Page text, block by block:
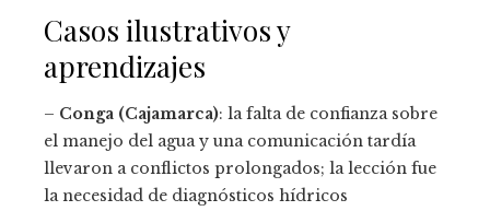
Casos ilustrativos y
aprendizajes
– Conga (Cajamarca): la falta de confianza sobre
el manejo del agua y una comunicación tardía
llevaron a conflictos prolongados; la lección fue
la necesidad de diagnósticos hídricos